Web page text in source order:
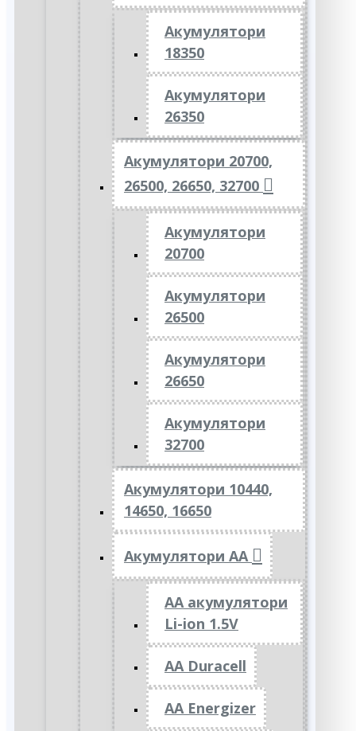
Акумулятори
18350
Акумулятори
26350
Акумулятори 20700,
26500, 26650, 32700
Акумулятори
20700
Акумулятори
26500
Акумулятори
26650
Акумулятори
32700
Акумулятори 10440,
14650, 16650
Акумулятори АА
AA акумулятори
Li-ion 1.5V
AA Duracell
AA Energizer